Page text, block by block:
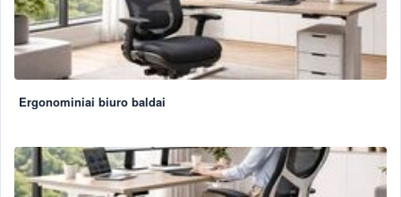
Ergonominiai biuro baldai